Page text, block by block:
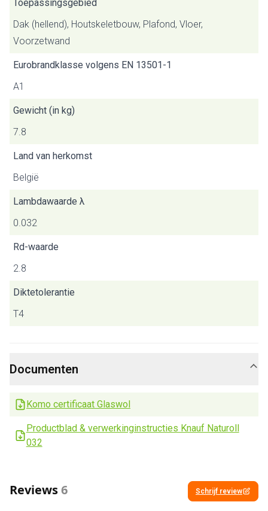
Toepassingsgebied
Dak (hellend), Houtskeletbouw, Plafond, Vloer,
Voorzetwand
Eurobrandklasse volgens EN 13501-1
A1
Gewicht (in kg)
7.8
Land van herkomst
België
Lambdawaarde λ
0.032
Rd-waarde
2.8
Diktetolerantie
T4
Documenten
Komo certificaat Glaswol
Productblad & verwerkinginstructies Knauf Naturoll
032
Reviews6 Schrijf review